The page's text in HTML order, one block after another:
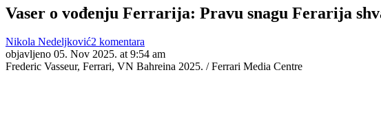
Vaser o vođenju Ferrarija: Pravu snagu Ferarija
Nikola Nedeljković2 komentara
objavljeno 05. Nov 2025. at 9:54 am
Frederic Vasseur, Ferrari, VN Bahreina 2025. / Ferrari Media Centre